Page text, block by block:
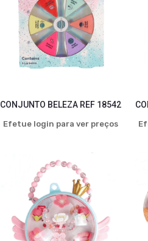
CONJUNTO BELEZA REF 18542
Efetue login para ver preços